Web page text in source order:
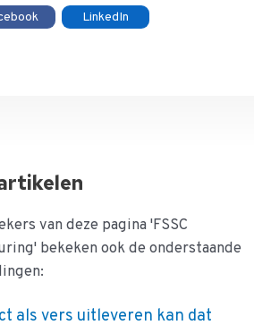
LinkedIn
van deze pagina 'FSSC
bekeken ook de onderstaande
als vers uitleveren kan dat